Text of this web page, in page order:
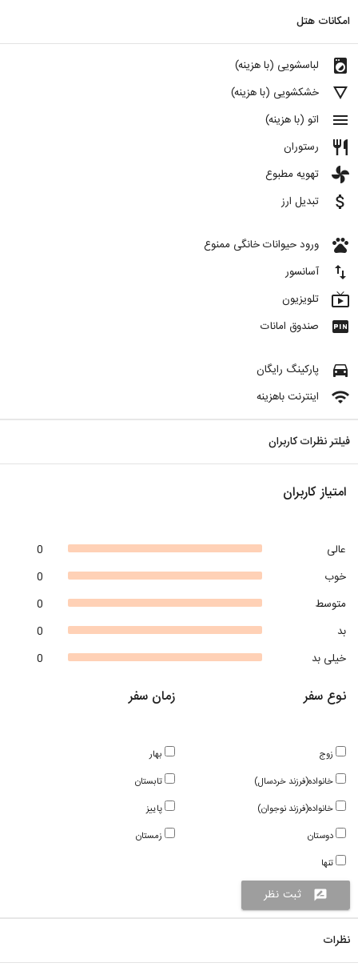
امکانات هتل
local_laundry_service لباسشویی (با هزینه)
details خشکشویی (با هزینه)
menu اتو (با هزینه)
restaurant رستوران
toys تهویه مطبوع
attach_money تبدیل ارز
pets ورود حیوانات خانگی ممنوع
import_export آسانسور
live_tv تلویزیون
fiber_pin صندوق امانات
directions_car پارکینگ رایگان
wifi اینترنت باهزینه
فیلتر نظرات کاربران
امتیاز کاربران
0
عالی
0
خوب
0
متوسط
0
بد
0
خیلی بد
زمان سفر
بهار
تابستان
پاییز
زمستان
نوع سفر
زوج
خانواده(فرزند خردسال)
خانواده(فرزند نوجوان)
دوستان
تنها
rate_review ثبت نظر
نظرات